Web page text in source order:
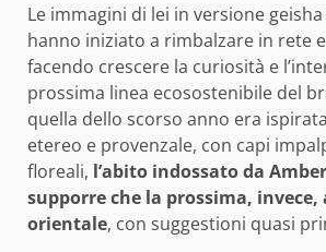
Le immagini di lei in versione
hanno iniziato a rimbalzare in rete
facendo crescere la curiosità e
prossima linea ecosostenibile del
quella dello scorso anno era
etereo e provenzale, con capi
floreali, l’abito indossato da
supporre che la prossima,
orientale, con suggestioni quasi